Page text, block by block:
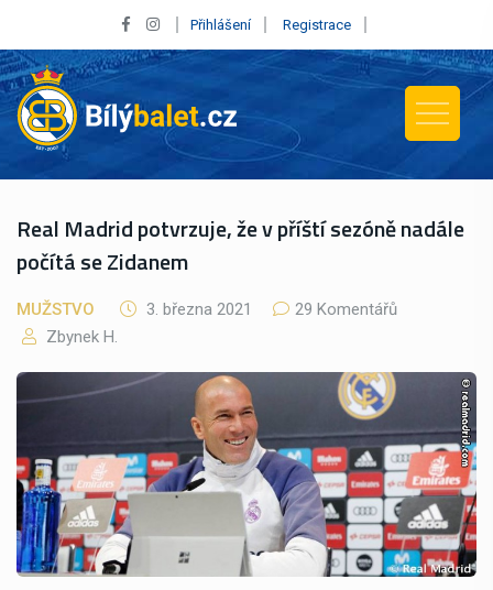
Přihlášení Registrace
Real Madrid potvrzuje, že v příští sezóně nadále
počítá se Zidanem
MUŽSTVO 3. března 2021
29 Komentářů
Zbynek H.